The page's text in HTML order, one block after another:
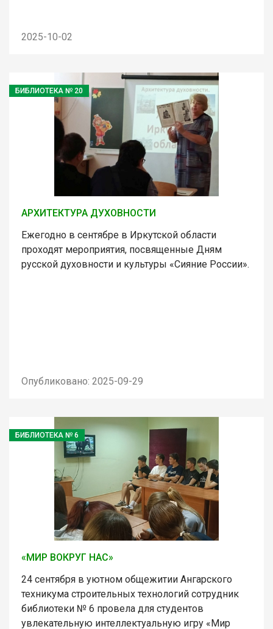
2025-10-02
БИБЛИОТЕКА № 20
АРХИТЕКТУРА ДУХОВНОСТИ
Ежегодно в сентябре в Иркутской области
проходят мероприятия, посвященные Дням
русской духовности и культуры «Сияние России».
Опубликовано: 2025-09-29
БИБЛИОТЕКА № 6
«МИР ВОКРУГ НАС»
24 сентября в уютном общежитии Ангарского
техникума строительных технологий сотрудник
библиотеки № 6 провела для студентов
увлекательную интеллектуальную игру «Мир